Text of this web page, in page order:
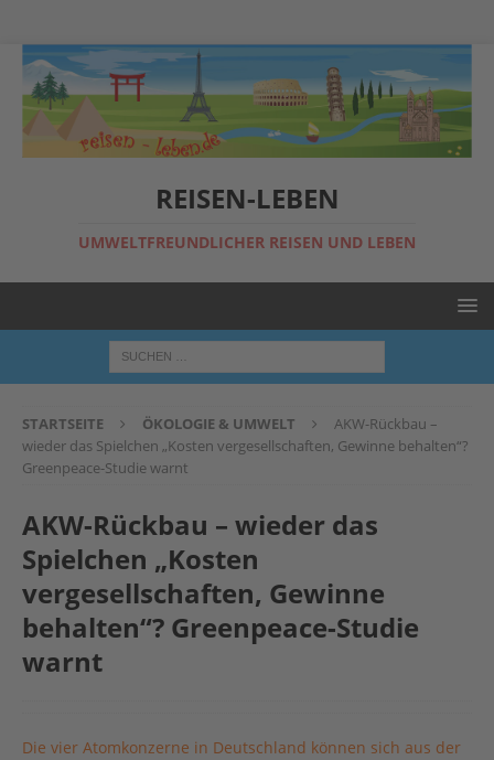
REISEN-LEBEN
UMWELTFREUNDLICHER REISEN UND LEBEN
STARTSEITE ÖKOLOGIE & UMWELT
AKW-Rückbau –
wieder das Spielchen „Kosten vergesellschaften, Gewinne behalten“?
Greenpeace-Studie warnt
AKW-Rückbau – wieder das
Spielchen „Kosten
vergesellschaften, Gewinne
behalten“? Greenpeace-Studie
warnt
Die vier Atomkonzerne in Deutschland können sich aus der